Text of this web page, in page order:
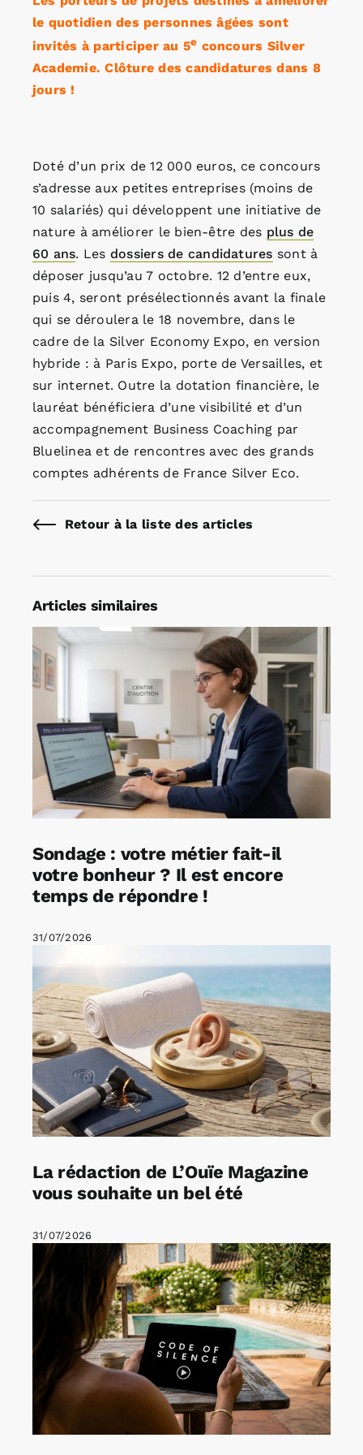
le quotidien des personnes âgées sont
invités à participer au 5e concours Silver
Academie. Clôture des candidatures dans 8
jours !
Doté d’un prix de 12 000 euros, ce concours
s’adresse aux petites entreprises (moins de
10 salariés) qui développent une initiative de
nature à améliorer le bien-être des plus de
60 ans. Les dossiers de candidatures sont à
déposer jusqu’au 7 octobre. 12 d’entre eux,
puis 4, seront présélectionnés avant la finale
qui se déroulera le 18 novembre, dans le
cadre de la Silver Economy Expo, en version
hybride : à Paris Expo, porte de Versailles, et
sur internet. Outre la dotation financière, le
lauréat bénéficiera d’une visibilité et d’un
accompagnement Business Coaching par
Bluelinea et de rencontres avec des grands
comptes adhérents de France Silver Eco.
Retour à la liste des articles
Articles similaires
Sondage : votre métier fait-il
votre bonheur ? Il est encore
temps de répondre !
31/07/2026
La rédaction de L’Ouïe Magazine
vous souhaite un bel été
31/07/2026